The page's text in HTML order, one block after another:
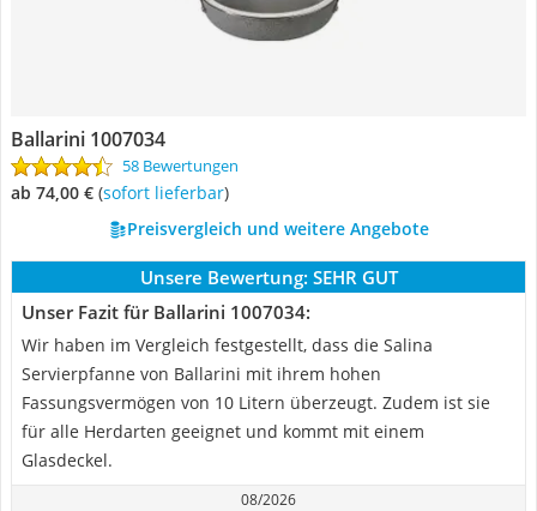
Ballarini 1007034
58 Bewertungen
ab 74,00 € ( Sofort lieferbar)
Preisvergleich und weitere Angebote
Unsere Bewertung: SEHR GUT
Unser Fazit für Ballarini 1007034:
Wir haben im Vergleich festgestellt, dass die Salina
Servierpfanne von Ballarini mit ihrem hohen
Fassungsvermögen von 10 Litern überzeugt. Zudem ist sie
für alle Herdarten geeignet und kommt mit einem
Glasdeckel.
08/2026